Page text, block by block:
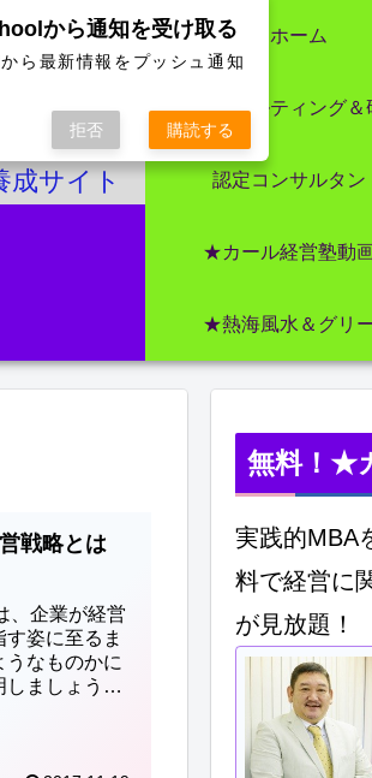
成サイト
ホーム
コンサルティング＆
認定コンサルタン
★カール経営塾動
★熱海風水＆グリ
戦略とは
、企業が経営
姿に至るま
なものかに
ましょう！
無料！★
実践的MBA
料で経営に
が見放題！
から通知を受け取る
ら最新情報をプッシュ通知
拒否 購読する